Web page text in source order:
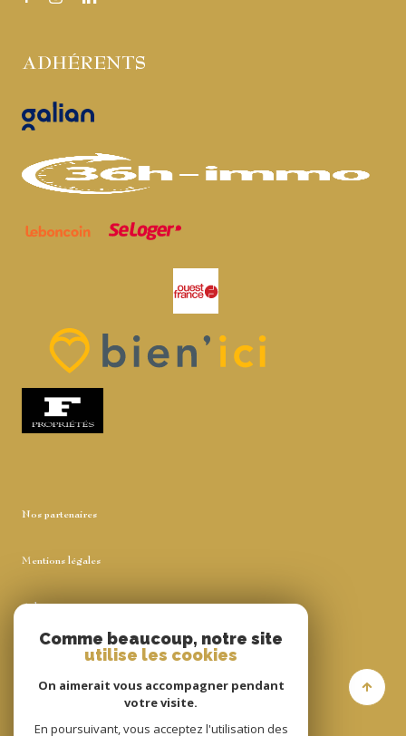
ADHÉRENTS
Nos partenaires
Mentions légales
Admin
Nos honoraires
Comme beaucoup, notre site
utilise les cookies
On aimerait vous accompagner pendant
votre visite.
En poursuivant, vous acceptez l'utilisation des